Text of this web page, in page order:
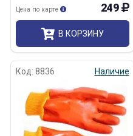
249
Цена по карте
В КОРЗИНУ
Код: 8836 Наличие